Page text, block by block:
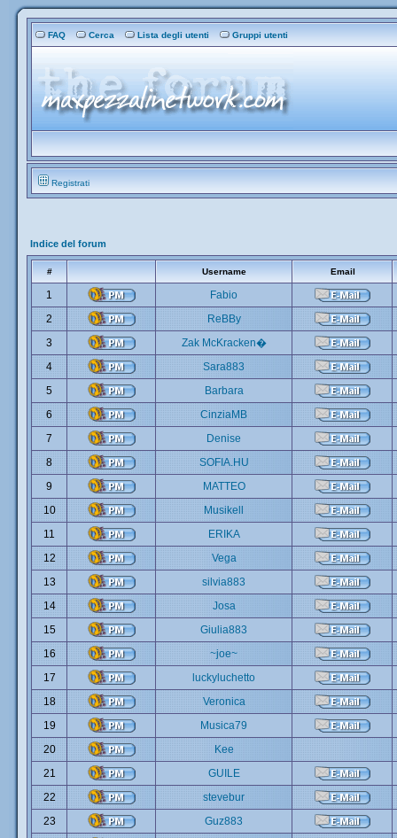
FAQ Cerca Lista degli utenti Gruppi utenti
Registrati
Indice del forum
# Username Email
1
Fabio
2
ReBBy
3
Zak McKracken�
4
Sara883
5
Barbara
6
CinziaMB
7
Denise
8
SOFIA.HU
9
MATTEO
10
Musikell
11
ERIKA
12
Vega
13
silvia883
14
Josa
15
Giulia883
16
~joe~
17
luckyluchetto
18
Veronica
19
Musica79
20
Kee
21
GUILE
22
stevebur
23
Guz883